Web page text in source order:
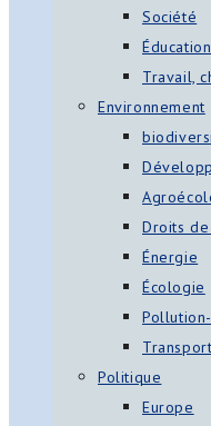
Société
Travail,
Environnement
Droits de
Énergie
Écologie
Transport
Politique
Europe